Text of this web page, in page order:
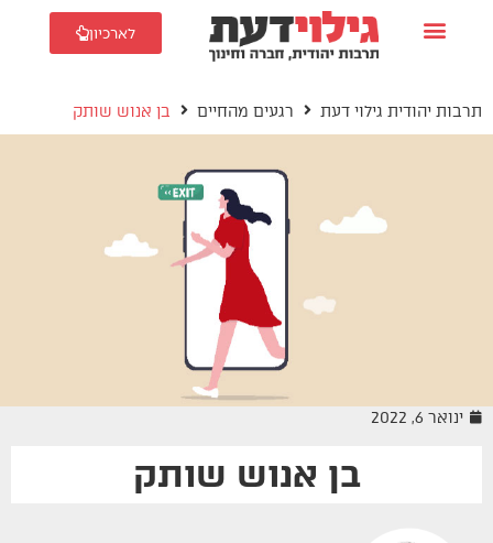
לארכיון
תרבות יהודית גילוי דעת רגעים מהחיים בן אנוש שותק
ינואר 6, 2022
בן אנוש שותק